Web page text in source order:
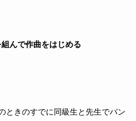
んで作曲をはじめる
ときのすでに同級生と先生でバン